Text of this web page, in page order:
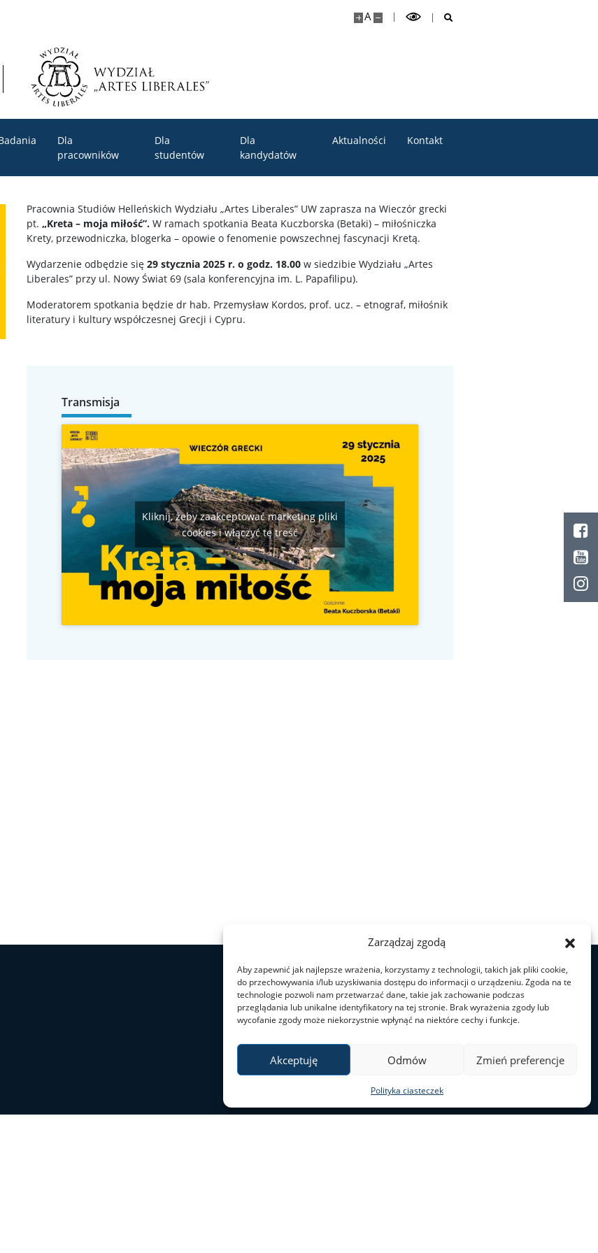
Zarządzaj zgodą
Aby zapewnić jak najlepsze wrażenia, korzystamy z technologii, takich jak pliki cookie,
do przechowywania i/lub uzyskiwania dostępu do informacji o urządzeniu. Zgoda na te
technologie pozwoli nam przetwarzać dane, takie jak zachowanie podczas
przeglądania lub unikalne identyfikatory na tej stronie. Brak wyrażenia zgody lub
wycofanie zgody może niekorzystnie wpłynąć na niektóre cechy i funkcje.
Akceptuję Odmów Zmień preferencje
Polityka ciasteczek
A
Dla
pracowników
Dla
studentów
Dla
kandydatów
Aktualności Kontakt
Pracownia Studiów Helleńskich Wydziału „Artes Liberales” UW zaprasza na Wieczór grecki
pt. „Kreta – moja miłość”.W ramach spotkania Beata Kuczborska (Betaki) – miłośniczka
Krety, przewodniczka, blogerka – opowie o fenomenie powszechnej fascynacji Kretą.
Wydarzenie odbędzie się 29 stycznia 2025 r. o godz. 18.00w siedzibie Wydziału „Artes
Liberales” przy ul. Nowy Świat 69 (sala konferencyjna im. L. Papafilipu).
Moderatorem spotkania będzie dr hab. Przemysław Kordos, prof. ucz. – etnograf, miłośnik
literatury i kultury współczesnej Grecji i Cypru.
Transmisja
Kliknij, żeby zaakceptować marketing pliki
cookies i włączyć tę treść